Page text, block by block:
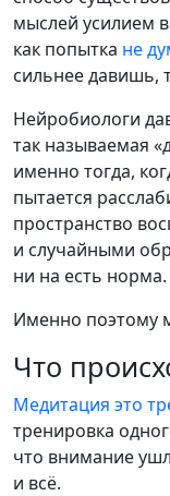
мыслей усилием
как попытка не
сильнее давишь,
Нейробиологи
так называемая
именно тогда,
пытается
пространство
и случайными
ни на есть норма.
Именно поэтому
Что
Медитация это
тренировка
что внимание
и всё.